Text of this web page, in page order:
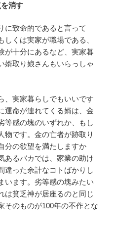
消す
に致命的であると言って
しくは実家が職場である、
が十分にあるなど、実家暮
婿取り娘さんもいらっしゃ
、実家暮らしでもいいです
運命が連れてくる婿は、金
等感の塊のいずれか、もし
物です。金の亡者が跡取り
分の欲望を満たしますか
あるバカでは、家業の助け
違った余計なコトばかりし
います。劣等感の塊みたい
は貧乏神が居座るのと同じ
そのものが100年の不作とな